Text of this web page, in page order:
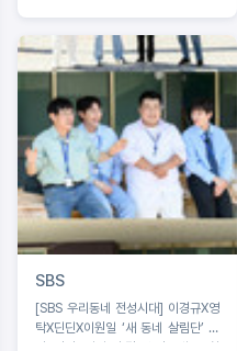
SBS
[SBS 우리동네 전성시대] 이경규X영
탁X딘딘X이원일 ‘새 동네 살림단’ 출